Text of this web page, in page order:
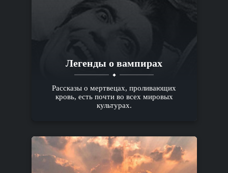
Легенды о вампирах
Рассказы о мертвецах, проливающих
кровь, есть почти во всех мировых
культурах.